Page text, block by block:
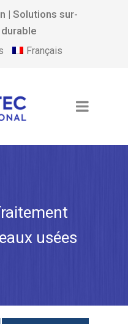
| Solutions sur-
Français
usées